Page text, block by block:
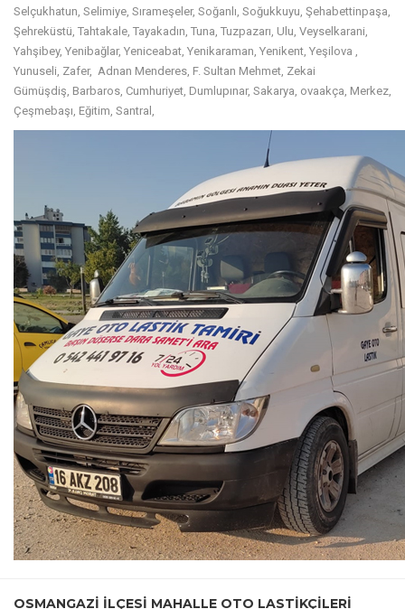
Selçukhatun, Selimiye, Sırameşeler, Soğanlı, Soğukkuyu, Şehabettinpaşa,
Şehreküstü, Tahtakale, Tayakadın, Tuna, Tuzpazarı, Ulu, Veyselkarani,
Yahşibey, Yenibağlar, Yeniceabat, Yenikaraman, Yenikent, Yeşilova ,
Yunuseli, Zafer, Adnan Menderes, F. Sultan Mehmet, Zekai
Gümüşdiş, Barbaros, Cumhuriyet, Dumlupınar, Sakarya, ovaakça, Merkez,
Çeşmebaşı, Eğitim, Santral,
OSMANGAZI ILÇESI MAHALLE OTO LASTIKÇILERI